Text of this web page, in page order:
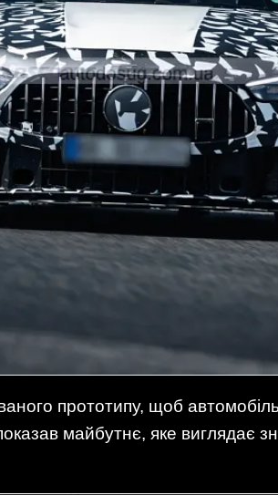
прототипу, щоб
майбутнє, яке виглядає